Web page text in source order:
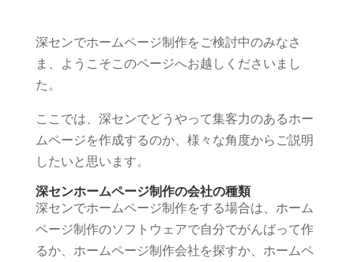
深センでホームページ制作をご検討中のみなさ
ま、ようこそこのページへお越しくださいまし
た。
ここでは、深センでどうやって集客力のあるホー
ムページを作成するのか、様々な角度からご説明
したいと思います。
深センホームページ制作の会社の種類
深センでホームページ制作をする場合は、ホーム
ページ制作のソフトウェアで自分でがんばって作
るか、ホームページ制作会社を探すか、ホームペ